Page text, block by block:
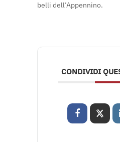
belli dell’Appennino.
CONDIVIDI